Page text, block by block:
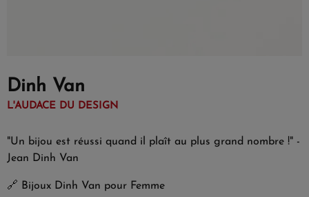
Dinh Van
L'AUDACE DU DESIGN
"Un bijou est réussi quand il plaît au plus grand nombre !" -
Jean Dinh Van
🔗 Bijoux Dinh Van pour Femme